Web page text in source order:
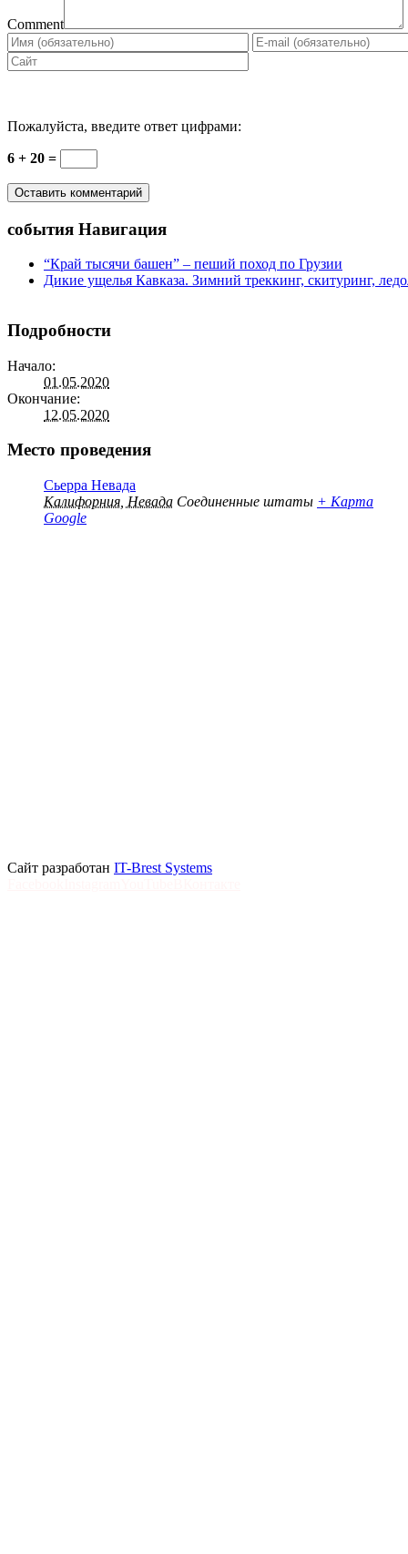
Comment
Пожалуйста, введите ответ цифрами:
6 + 20 =
события Навигация
“Край тысячи башен” – пеший поход по Грузии
Дикие ущелья Кавказа. Зимний треккинг, скитуринг,
Подробности
Начало:
01.05.2020
Окончание:
12.05.2020
Место проведения
Сьерра Невада
Калифорния, Невада Соединенные штаты + Карта
Google
Сайт разработан IT-Brest Systems